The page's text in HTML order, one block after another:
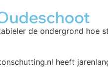
de ondergrond
heeft